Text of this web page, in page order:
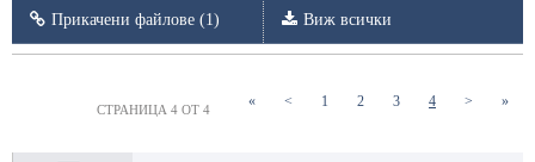
Прикачени файлове (1) Виж всички
« < 1 (current)
2(current)
3(current)
4(current)
> »
СТРАНИЦА 4 ОТ 4